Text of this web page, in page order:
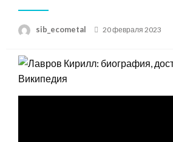
sib_ecometal
Posted
20 февраля 2023